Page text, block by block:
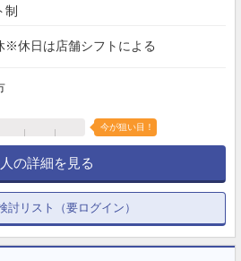
制
※休日は店舗シフトによる
今が狙い目！
の詳細を見る
討リスト（要ログイン）